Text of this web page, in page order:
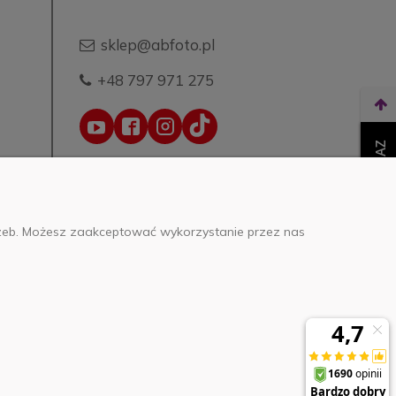
sklep@abfoto.pl
+48 797 971 275
o.o.Możesz zaakceptować wykorzystanie przez nas